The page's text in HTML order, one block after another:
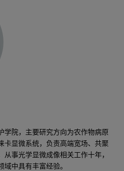
学院，主要研究方向为农作物病原
卡显微系统，负责高端宽场、共聚
事光学显微成像相关工作十年，
中具有丰富经验。